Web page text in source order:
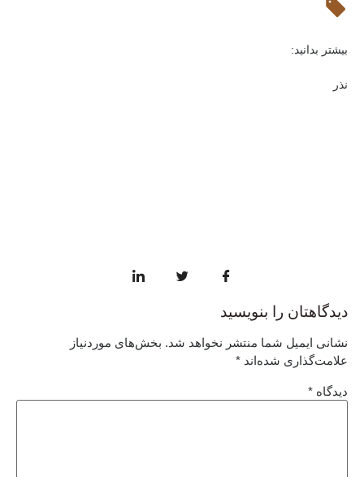
بیشتر بدانید:
نذر
دیدگاهتان را بنویسید
نشانی ایمیل شما منتشر نخواهد شد. بخش‌های موردنیاز
علامت‌گذاری شده‌اند *
دیدگاه *